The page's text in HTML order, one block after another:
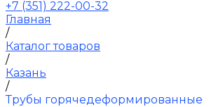
+7 (351) 222-00-32
Главная
/
Каталог товаров
/
Казань
/
Трубы горячедеформированные